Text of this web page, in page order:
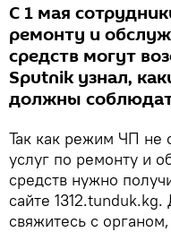
С 1 мая
ремонту и
средств могут
Sputnik узнал,
должны
Так как режим ЧП не
услуг по ремонту и
средств нужно
сайте
свяжитесь с